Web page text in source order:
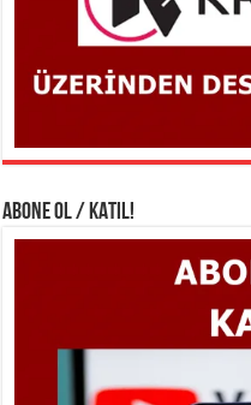
ABONE OL / KATIL!